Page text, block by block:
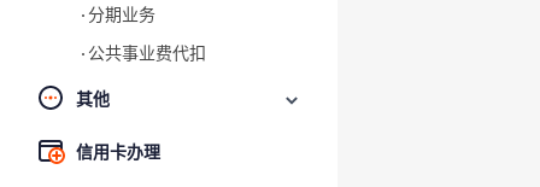
分期业务
公共事业费代扣
其他
信用卡办理